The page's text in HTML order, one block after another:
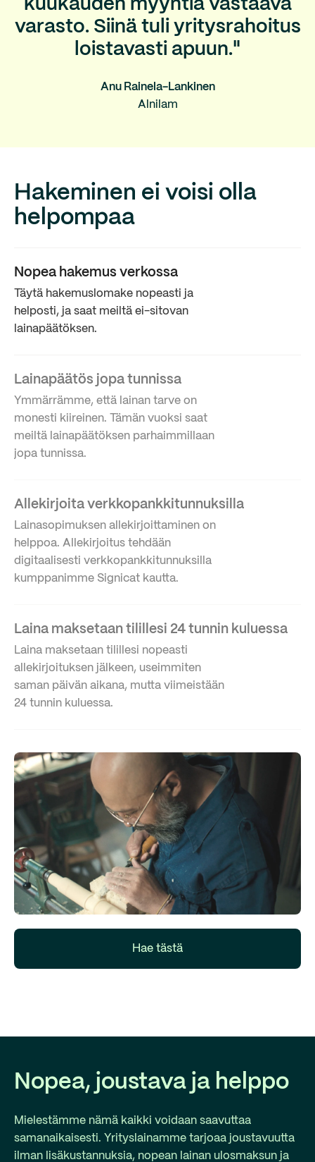
kuukauden myyntiä vastaava
varasto. Siinä tuli yritysrahoitus
loistavasti apuun."
Anu Rainela-Lankinen
Alnilam
Hakeminen ei voisi olla
helpompaa
Nopea hakemus verkossa
Täytä hakemuslomake nopeasti ja
helposti, ja saat meiltä ei-sitovan
lainapäätöksen.
Lainapäätös jopa tunnissa
Ymmärrämme, että lainan tarve on
monesti kiireinen. Tämän vuoksi saat
meiltä lainapäätöksen parhaimmillaan
jopa tunnissa.
Allekirjoita verkkopankkitunnuksilla
Lainasopimuksen allekirjoittaminen on
helppoa. Allekirjoitus tehdään
digitaalisesti verkkopankkitunnuksilla
kumppanimme Signicat kautta.
Laina maksetaan tilillesi 24 tunnin kuluessa
Laina maksetaan tilillesi nopeasti
allekirjoituksen jälkeen, useimmiten
saman päivän aikana, mutta viimeistään
24 tunnin kuluessa.
Hae tästä
Nopea, joustava ja helppo
Mielestämme nämä kaikki voidaan saavuttaa
samanaikaisesti. Yrityslainamme tarjoaa joustavuutta
ilman lisäkustannuksia, nopean lainan ulosmaksun ja